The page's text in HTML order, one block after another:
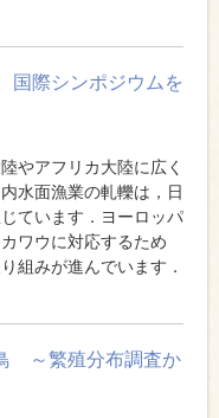
際シンポジウムを
やアフリカ大陸に広く
水面漁業の軋轢は，日
ています．ヨーロッパ
ワウに対応するため
組みが進んでいます．
～繁殖分布調査か